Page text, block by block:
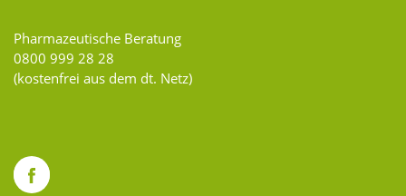
Pharmazeutische Beratung
0800 999 28 28
(kostenfrei aus dem dt. Netz)